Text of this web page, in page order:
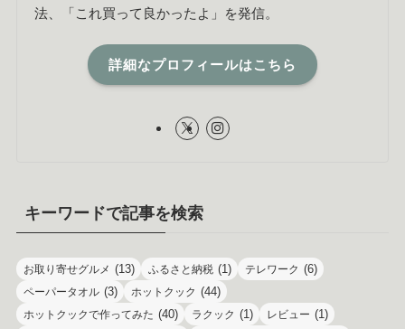
法、「これ買って良かったよ」を発信。
詳細なプロフィールはこちら
キーワードで記事を検索
お取り寄せグルメ (13) ふるさと納税 (1) テレワーク (6)
ペーパータオル (3) ホットクック (44)
ホットクックで作ってみた (40) ラクック (1) レビュー (1)